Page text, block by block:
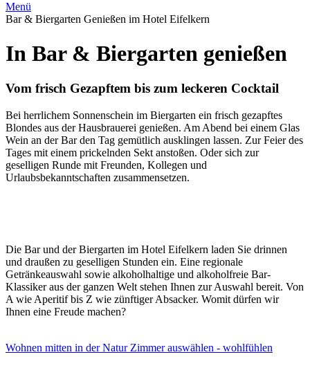
Menü
Bar & Biergarten Genießen im Hotel Eifelkern
In Bar & Biergarten genießen
Vom frisch Gezapftem bis zum leckeren Cocktail
Bei herrlichem Sonnenschein im Biergarten ein frisch gezapftes
Blondes aus der Hausbrauerei genießen. Am Abend bei einem Glas
Wein an der Bar den Tag gemütlich ausklingen lassen. Zur Feier des
Tages mit einem prickelnden Sekt anstoßen. Oder sich zur
geselligen Runde mit Freunden, Kollegen und
Urlaubsbekanntschaften zusammensetzen.
Die Bar und der Biergarten im Hotel Eifelkern laden Sie drinnen
und draußen zu geselligen Stunden ein. Eine regionale
Getränkeauswahl sowie alkoholhaltige und alkoholfreie Bar-
Klassiker aus der ganzen Welt stehen Ihnen zur Auswahl bereit. Von
A wie Aperitif bis Z wie zünftiger Absacker. Womit dürfen wir
Ihnen eine Freude machen?
Wohnen mitten in der Natur Zimmer auswählen - wohlfühlen